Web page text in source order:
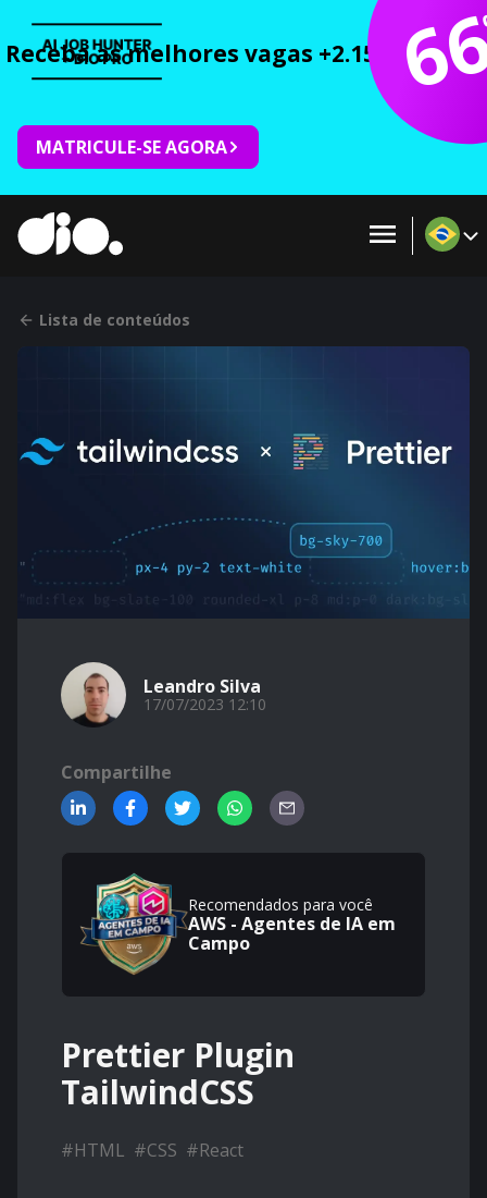
Receba as melhores vagas +2.150 cursos
MATRICULE-SE AGORA
Lista de conteúdos
Leandro Silva
17/07/2023 12:10
Compartilhe
Recomendados para você
AWS - Agentes de IA em
Campo
Prettier Plugin
TailwindCSS
#HTML #CSS #React